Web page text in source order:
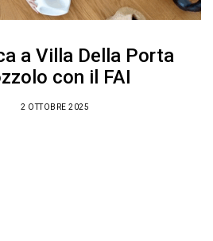
a Villa Della Porta
con il FAI
2 OTTOBRE 2025